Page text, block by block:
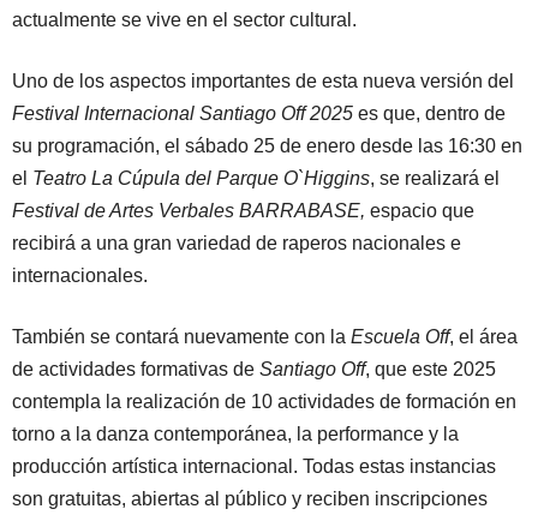
actualmente se vive en el sector cultural.
Uno de los aspectos importantes de esta nueva versión del
Festival Internacional Santiago Off 2025 es que, dentro de
su programación, el sábado 25 de enero desde las 16:30 en
el Teatro La Cúpula del Parque O`Higgins, se realizará el
Festival de Artes Verbales BARRABASE, espacio que
recibirá a una gran variedad de raperos nacionales e
internacionales.
También se contará nuevamente con la Escuela Off, el área
de actividades formativas de Santiago Off, que este 2025
contempla la realización de 10 actividades de formación en
torno a la danza contemporánea, la performance y la
producción artística internacional. Todas estas instancias
son gratuitas, abiertas al público y reciben inscripciones